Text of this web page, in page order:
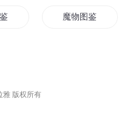
魔物图鉴
雅 版权所有